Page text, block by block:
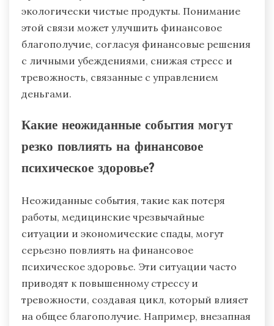
экологически чистые продукты. Понимание
этой связи может улучшить финансовое
благополучие, согласуя финансовые решения
с личными убеждениями, снижая стресс и
тревожность, связанные с управлением
деньгами.
Какие неожиданные события могут
резко повлиять на финансовое
психическое здоровье?
Неожиданные события, такие как потеря
работы, медицинские чрезвычайные
ситуации и экономические спады, могут
серьезно повлиять на финансовое
психическое здоровье. Эти ситуации часто
приводят к повышенному стрессу и
тревожности, создавая цикл, который влияет
на общее благополучие. Например, внезапная